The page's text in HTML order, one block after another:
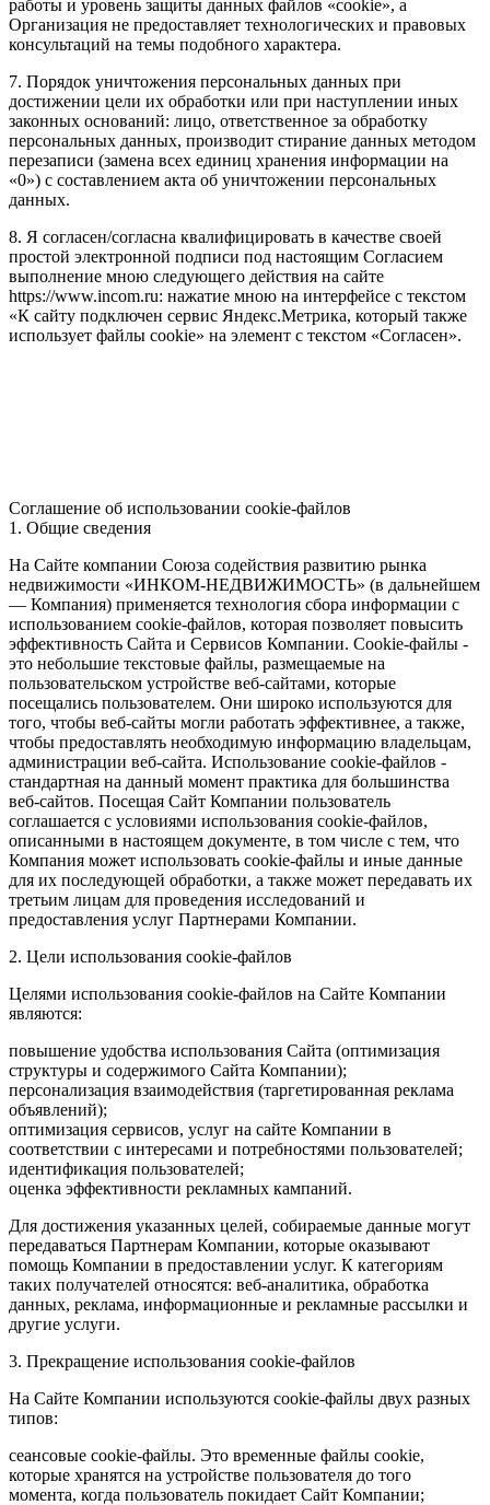
работы и уровень защиты данных файлов «cookie», а
Организация не предоставляет технологических и правовых
консультаций на темы подобного характера.
7. Порядок уничтожения персональных данных при
достижении цели их обработки или при наступлении иных
законных оснований: лицо, ответственное за обработку
персональных данных, производит стирание данных методом
перезаписи (замена всех единиц хранения информации на
«0») с составлением акта об уничтожении персональных
данных.
8. Я согласен/согласна квалифицировать в качестве своей
простой электронной подписи под настоящим Согласием
выполнение мною следующего действия на сайте
https://www.incom.ru: нажатие мною на интерфейсе с текстом
«К сайту подключен сервис Яндекс.Метрика, который также
использует файлы cookie» на элемент с текстом «Согласен».
Соглашение об использовании cookie-файлов
1. Общие сведения
На Сайте компании Союза содействия развитию рынка
недвижимости «ИНКОМ-НЕДВИЖИМОСТЬ» (в дальнейшем
— Компания) применяется технология сбора информации с
использованием cookie-файлов, которая позволяет повысить
эффективность Сайта и Сервисов Компании. Сookie-файлы -
это небольшие текстовые файлы, размещаемые на
пользовательском устройстве веб-сайтами, которые
посещались пользователем. Они широко используются для
того, чтобы веб-сайты могли работать эффективнее, а также,
чтобы предоставлять необходимую информацию владельцам,
администрации веб-сайта. Использование cookie-файлов -
стандартная на данный момент практика для большинства
веб-сайтов. Посещая Сайт Компании пользователь
соглашается с условиями использования cookie-файлов,
описанными в настоящем документе, в том числе с тем, что
Компания может использовать cookie-файлы и иные данные
для их последующей обработки, а также может передавать их
третьим лицам для проведения исследований и
предоставления услуг Партнерами Компании.
2. Цели использования cookie-файлов
Целями использования cookie-файлов на Сайте Компании
являются:
повышение удобства использования Сайта (оптимизация
структуры и содержимого Сайта Компании);
персонализация взаимодействия (таргетированная реклама
объявлений);
оптимизация сервисов, услуг на сайте Компании в
соответствии с интересами и потребностями пользователей;
идентификация пользователей;
оценка эффективности рекламных кампаний.
Для достижения указанных целей, собираемые данные могут
передаваться Партнерам Компании, которые оказывают
помощь Компании в предоставлении услуг. К категориям
таких получателей относятся: веб-аналитика, обработка
данных, реклама, информационные и рекламные рассылки и
другие услуги.
3. Прекращение использования cookie-файлов
На Сайте Компании используются cookie-файлы двух разных
типов:
сеансовые cookie-файлы. Это временные файлы cookie,
которые хранятся на устройстве пользователя до того
момента, когда пользователь покидает Сайт Компании;